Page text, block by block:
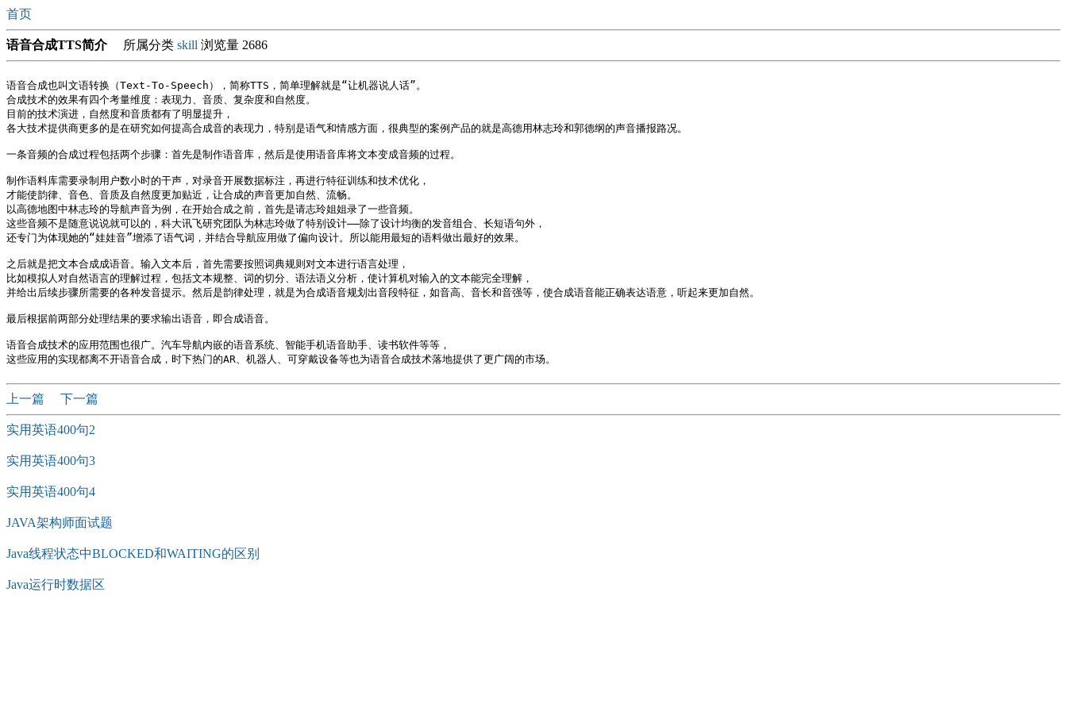
首页
语音合成TTS简介所属分类 skill 浏览量 2686
语音合成也叫文语转换（Text-To-Speech），简称TTS，简单理解就是“让机器说人话”。
合成技术的效果有四个考量维度：表现力、音质、复杂度和自然度。
目前的技术演进，自然度和音质都有了明显提升，
各大技术提供商更多的是在研究如何提高合成音的表现力，特别是语气和情感方面，很典型的案例产品的就是高德用林志玲和郭德纲的声音播报路况。
一条音频的合成过程包括两个步骤：首先是制作语音库，然后是使用语音库将文本变成音频的过程。
制作语料库需要录制用户数小时的干声，对录音开展数据标注，再进行特征训练和技术优化，
才能使韵律、音色、音质及自然度更加贴近，让合成的声音更加自然、流畅。
以高德地图中林志玲的导航声音为例，在开始合成之前，首先是请志玲姐姐录了一些音频。
这些音频不是随意说说就可以的，科大讯飞研究团队为林志玲做了特别设计——除了设计均衡的发音组合、长短语句外，
还专门为体现她的“娃娃音”增添了语气词，并结合导航应用做了偏向设计。所以能用最短的语料做出最好的效果。
之后就是把文本合成成语音。输入文本后，首先需要按照词典规则对文本进行语言处理，
比如模拟人对自然语言的理解过程，包括文本规整、词的切分、语法语义分析，使计算机对输入的文本能完全理解，
并给出后续步骤所需要的各种发音提示。然后是韵律处理，就是为合成语音规划出音段特征，如音高、音长和音强等，使合成语音能正确表达语意，听起来更加自然。
最后根据前两部分处理结果的要求输出语音，即合成语音。
语音合成技术的应用范围也很广。汽车导航内嵌的语音系统、智能手机语音助手、读书软件等等，
上一篇 下一篇
实用英语400句2
实用英语400句3
实用英语400句4
JAVA架构师面试题
Java线程状态中BLOCKED和WAITING的区别
Java运行时数据区